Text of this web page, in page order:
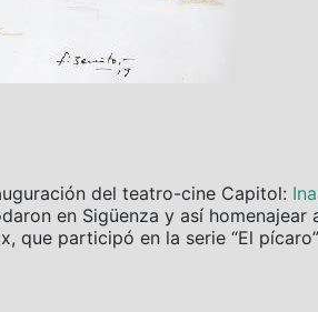
del teatro-cine Capitol:
en Sigüenza y así
que participó en la serie “El